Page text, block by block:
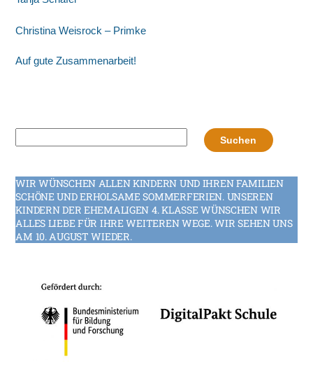
Christina Weisrock – Primke
Auf gute Zusammenarbeit!
Suchen
WIR WÜNSCHEN ALLEN KINDERN UND IHREN FAMILIEN
SCHÖNE UND ERHOLSAME SOMMERFERIEN. UNSEREN
KINDERN DER EHEMALIGEN 4. KLASSE WÜNSCHEN WIR
ALLES LIEBE FÜR IHRE WEITEREN WEGE. WIR SEHEN UNS
AM 10. AUGUST WIEDER.